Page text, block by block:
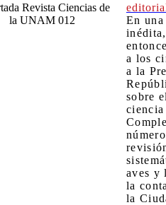
En
a los
a la
sobre
aves y
la
la